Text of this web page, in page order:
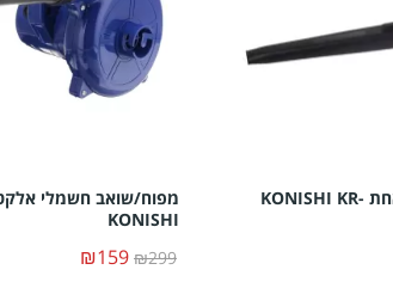
מפוח חשמלי יד אחת KONISHI KR-
KONISHI
₪299
₪159